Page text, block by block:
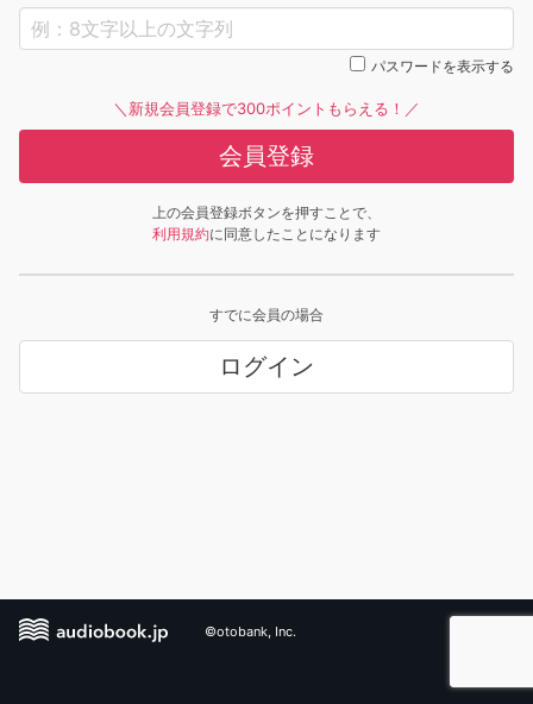
パスワードを表示する
＼新規会員登録で300ポイントもらえる！／
会員登録
上の会員登録ボタンを押すことで、
利用規約に同意したことになります
すでに会員の場合
ログイン
©otobank, Inc.